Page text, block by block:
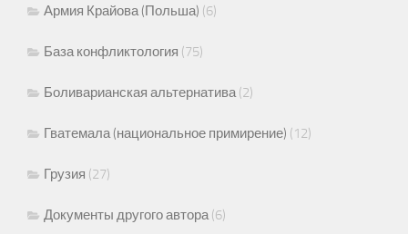
Армия Крайова (Польша) (6)
База конфликтология (75)
Боливарианская альтернатива(2)
Гватемала (национальное примирение) (12)
Грузия (27)
Документы другого автора(6)